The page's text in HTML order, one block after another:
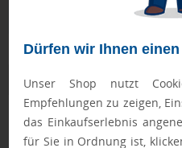
Dürfen wir Ihnen
Unser Shop nutzt
Empfehlungen zu zeigen,
das Einkaufserlebnis
für Sie in Ordnung ist,
Qualitätssicherung
Zusatzinformation
Artikelnummer: